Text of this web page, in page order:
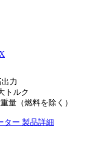
力
トルク
量（燃料を除く）
ター 製品詳細